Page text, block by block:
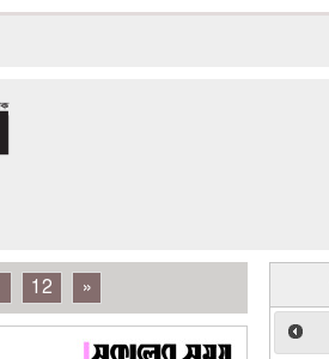
12 »